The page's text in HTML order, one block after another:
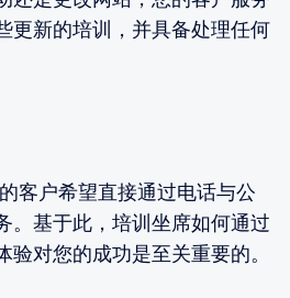
更新的培训，并具备处理任何
客户希望直接通过电话与公
。基于此，培训坐席如何通过
验对您的成功是至关重要的。